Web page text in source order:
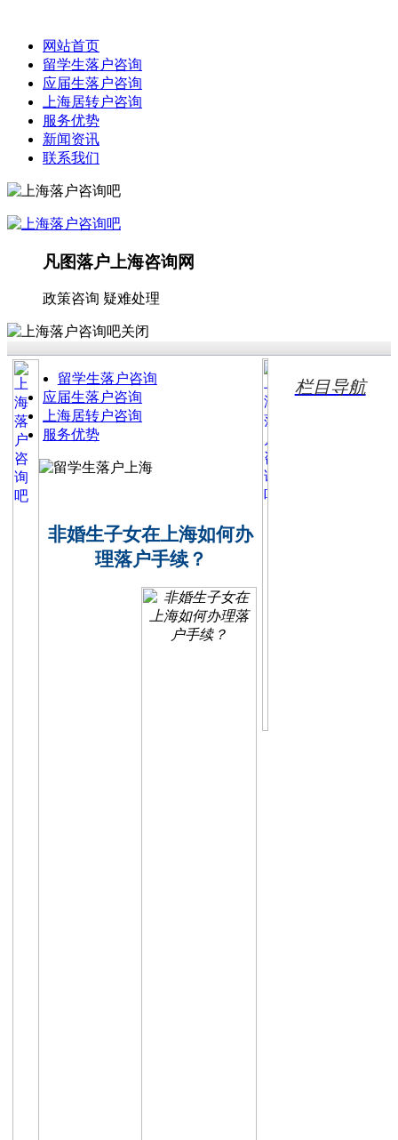
网站首页
留学生落户咨询
应届生落户咨询
上海居转户咨询
服务优势
新闻资讯
联系我们
凡图落户上海咨询网
政策咨询 疑难处理
栏目导航
留学生落户咨询
应届生落户咨询
上海居转户咨询
服务优势
非婚生子女在上海如何办
理落户手续？